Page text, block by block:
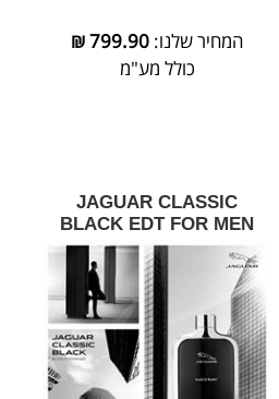
המחיר שלנו: 799.90
₪
כולל מע"מ
JAGUAR CLASSIC
BLACK EDT FOR MEN